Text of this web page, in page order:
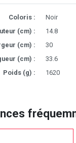
Coloris :
Noir
(cm) :
14.8
(cm) :
30
(cm) :
33.6
Poids (g) :
1620